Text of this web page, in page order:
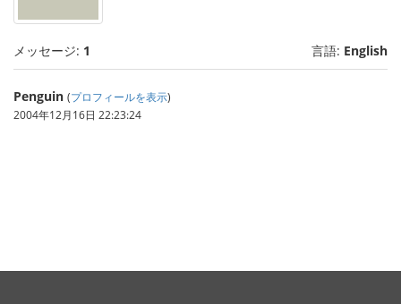
メッセージ: 1 言語: English
Penguin (プロフィールを表示)
2004年12月16日 22:23:24